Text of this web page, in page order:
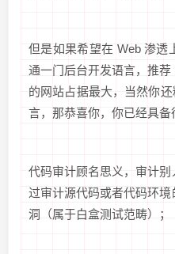
但是如果希望在 Web 渗透
通一门后台开发语言，推
的网站占据最大，当然你
言，那恭喜你，你已经具备
代码审计顾名思义，审计
过审计源代码或者代码环
洞（属于白盒测试范畴）；